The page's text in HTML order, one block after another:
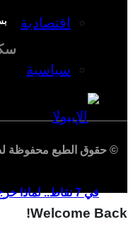
اقتصادية
سياسية
في 7 نقاط.. لماذا خرج تفشي وباء إيبولا عن السيطرة؟
© حقوق الطبع محفوظة
Welcome Back!